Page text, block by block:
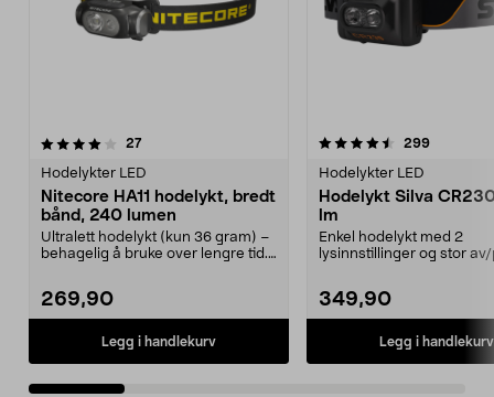
27anmeldelser
Hodelykter LED
Nitecore HA11 hodelykt, bredt
bånd, 240 lumen
Ultralett hodelykt (kun 36 gram) –
behagelig å bruke over lengre tid.
269,90
Legg i handlekurv
4.5 av 5 stjerner 299
Hodelykter LED
Hodelykt Silva
lm
Enkel hodelykt med 2
lysinnstillinger og stor
349,90
Legg i handlekurv
4.5 av 5 stjerner